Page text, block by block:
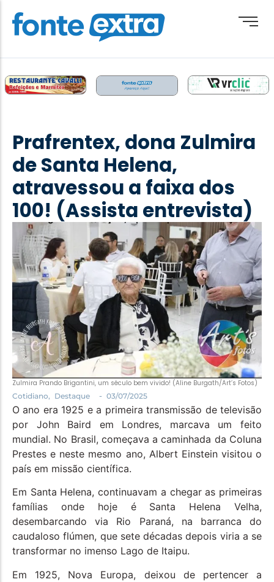
Destaque
Esporte
Geral
Obituário
Paraguai
Paraná
Política
Santa Helena e Região
Saúde e Bem-Estar
Prafrentex, dona Zulmira
de Santa Helena,
atravessou a faixa dos
100! (Assista entrevista)
Zulmira Prando Brigantini, um século bem vivido! (Aline Burgath/Art’s Fotos)
Cotidiano, Destaque - 03/07/2025
O ano era 1925 e a primeira transmissão de televisão
por John Baird em Londres, marcava um feito
mundial. No Brasil, começava a caminhada da Coluna
Prestes e neste mesmo ano, Albert Einstein visitou o
país em missão científica.
Em Santa Helena, continuavam a chegar as primeiras
famílias onde hoje é Santa Helena Velha,
desembarcando via Rio Paraná, na barranca do
caudaloso flúmen, que sete décadas depois viria a se
transformar no imenso Lago de Itaipu.
Em 1925, Nova Europa, deixou de pertencer a